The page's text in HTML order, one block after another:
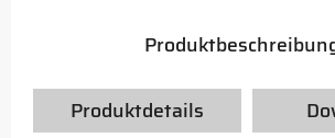
Produktdetails